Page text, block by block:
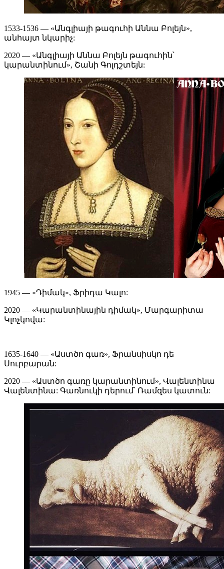
1533-1536 — «Անգլիայի թագուհի Աննա Բոլեյն»,
անհայտ նկարիչ:
2020 — «Անգլիայի Աննա Բոլեյն թագուհին՝
կարանտինում», Շանի Գոլդշտեյն:
1945 — «Դիմակ», Ֆրիդա Կալո:
2020 — «Կարանտինային դիմակ», Մարգարիտա
Կլոչկովա:
1635-1640 — «Աստծո գառ», Ֆրանսիսկո դե
Սուրբարան:
2020 — «Աստծո գառը կարանտինում», Վալենտինա
Վալենտինա: Գառնուկի դերում՝ Ռամզես կատուն: